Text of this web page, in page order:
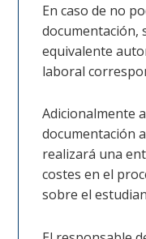
En caso de no
documentación,
equivalente
laboral
Adicionalmente
documentación
realizará una
costes en el
sobre el